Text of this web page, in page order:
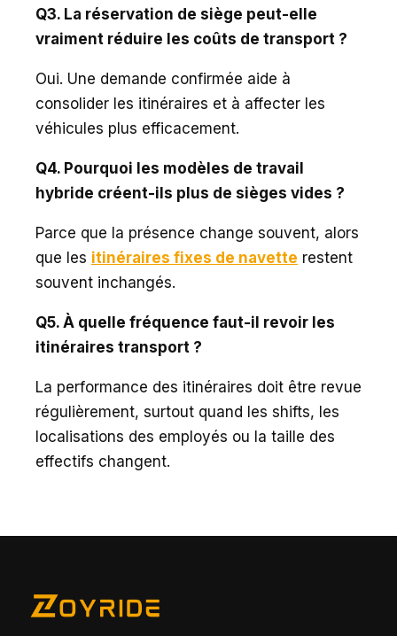
Q3. La réservation de siège peut-elle
vraiment réduire les coûts de transport ?
Oui. Une demande confirmée aide à
consolider les itinéraires et à affecter les
véhicules plus efficacement.
Q4. Pourquoi les modèles de travail
hybride créent-ils plus de sièges vides ?
Parce que la présence change souvent, alors
que les itinéraires fixes de navette restent
souvent inchangés.
Q5. À quelle fréquence faut-il revoir les
itinéraires transport ?
La performance des itinéraires doit être revue
régulièrement, surtout quand les shifts, les
localisations des employés ou la taille des
effectifs changent.